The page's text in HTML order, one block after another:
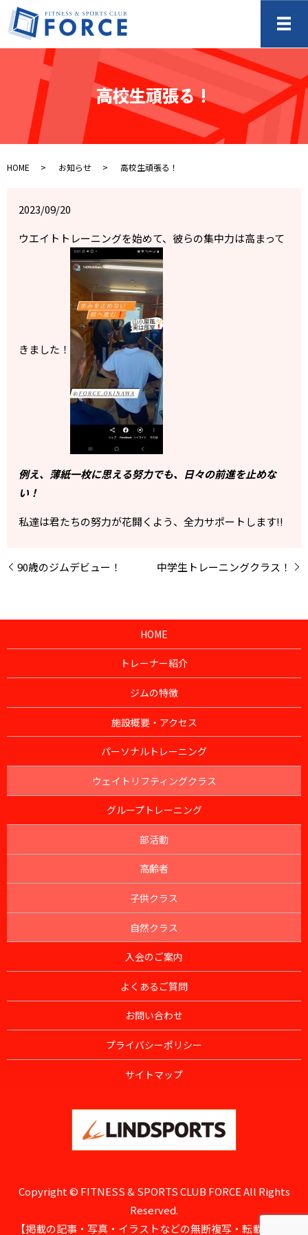
高校生頑張る！
HOME お知らせ 高校生頑張る！
2023/09/20
ウエイトトレーニングを始めて、彼らの集中力は高まって
きました！
例え、薄紙一枚に思える努力でも、日々の前進を止めな
い！
私達は君たちの努力が花開くよう、全力サポートします!!
90歳のジムデビュー！ 中学生トレーニングクラス！
HOME
トレーナー紹介
ジムの特徴
施設概要・アクセス
パーソナルトレーニング
ウェイトリフティングクラス
グループトレーニング
部活動
高齢者
子供クラス
自然クラス
入会のご案内
よくあるご質問
お問い合わせ
プライバシーポリシー
サイトマップ
Copyright © FITNESS & SPORTS CLUB FORCE All Rights
Reserved.
【掲載の記事・写真・イラストなどの無断複写・転載を禁じ